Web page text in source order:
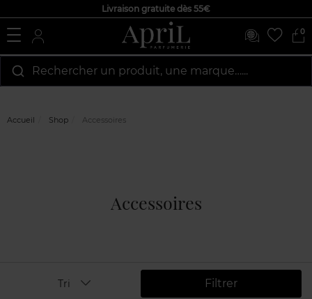
Livraison gratuite dès 55€
0
Rechercher un produit, une marque…...
Accueil Shop Accessoires
Accessoires
Filtrer
Tri